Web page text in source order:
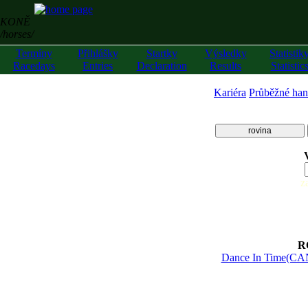
KONĚ
/horses/
Termíny
Racedays
Přihlášky
Entries
Startky
Declaration
Výsledky
Results
Statistics
Kariéra Průběžné
rovina
Dance In